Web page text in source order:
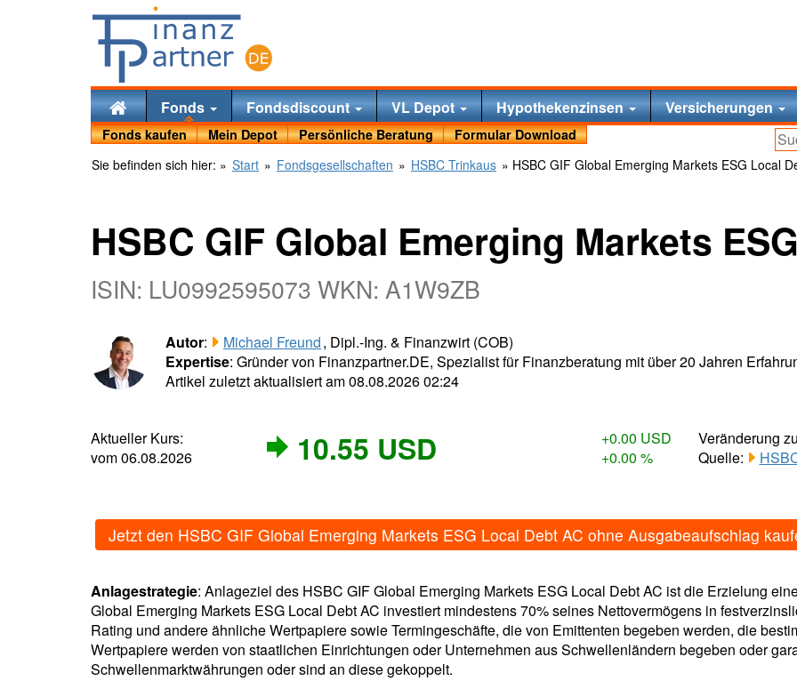
Fonds Fondsdiscount VL Depot Hypothekenzinsen Versicherungen
Fonds kaufen Mein Depot Persönliche Beratung
Formular Download
Sie befinden sich hier: » Start » Fondsgesellschaften » HSBC Trinkaus » HSBC GIF Global Emerging Markets ESG Local
HSBC GIF Global Emerging Markets
ISIN: LU0992595073 WKN: A1W9ZB
Autor: Michael Freund, Dipl.-Ing. & Finanzwirt (COB)
Expertise: Gründer von Finanzpartner.DE, Spezialist für Finanzberatung mit über 20 Jahren
Artikel zuletzt aktualisiert am 08.08.2026 02:24
Aktueller Kurs:
vom 06.08.2026
10.55 USD
+0.00 USD
+0.00 %
Veränderung
Quelle:
Jetzt den HSBC GIF Global Emerging Markets ESG Local Debt AC ohne Ausgabeaufschlag
Anlagestrategie: Anlageziel des HSBC GIF Global Emerging Markets ESG Local Debt AC ist die Erzielung
Global Emerging Markets ESG Local Debt AC investiert mindestens 70% seines Nettovermögens in
Rating und andere ähnliche Wertpapiere sowie Termingeschäfte, die von Emittenten begeben werden, die
Wertpapiere werden von staatlichen Einrichtungen oder Unternehmen aus Schwellenländern begeben oder
Schwellenmarktwährungen oder sind an diese gekoppelt.